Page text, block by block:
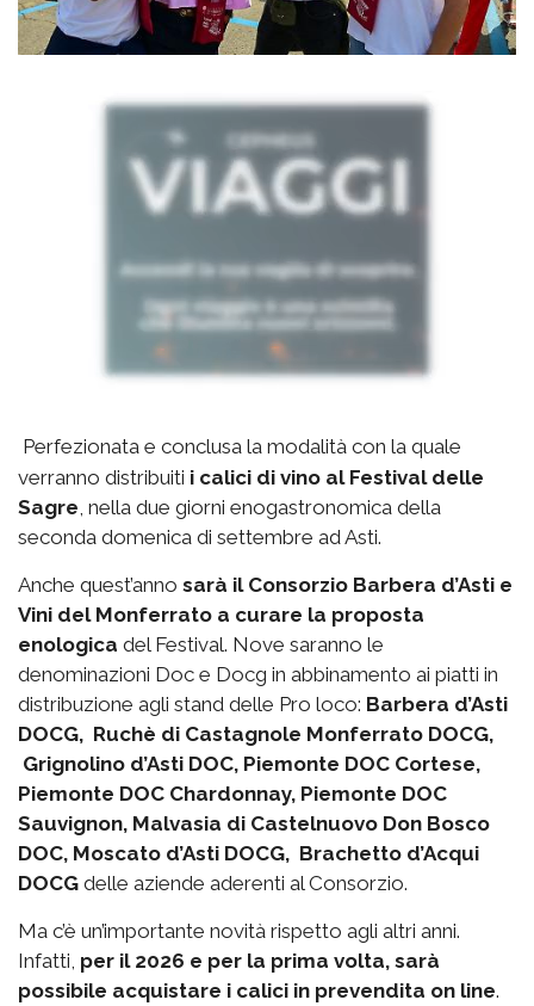
Perfezionata e conclusa la modalità con la quale
verranno distribuiti i calici di vino al Festival delle
Sagre , nella due giorni enogastronomica della
seconda domenica di settembre ad Asti.
Anche quest’anno sarà il Consorzio Barbera d’Asti e
Vini del Monferrato a curare la proposta
enologica del Festival. Nove saranno le
denominazioni Doc e Docg in abbinamento ai piatti in
distribuzione agli stand delle Pro loco: Barbera d’Asti
DOCG, Ruchè di Castagnole Monferrato DOCG,
Grignolino d’Asti DOC, Piemonte DOC Cortese,
Piemonte DOC Chardonnay, Piemonte DOC
Sauvignon, Malvasia di Castelnuovo Don Bosco
DOC, Moscato d’Asti DOCG, Brachetto d’Acqui
DOCG delle aziende aderenti al Consorzio.
Ma c’è un’importante novità rispetto agli altri anni.
Infatti, per il 2026 e per la prima volta, sarà
possibile acquistare i calici in prevendita on line.